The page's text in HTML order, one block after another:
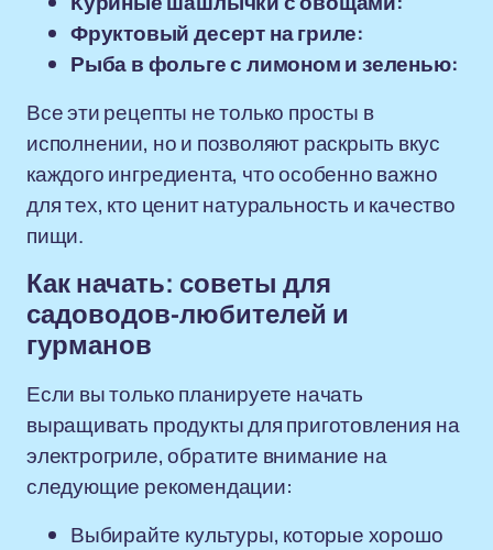
Фруктовый десерт на гриле:
Рыба в фольге с лимоном и зеленью:
Все эти рецепты не только просты в
исполнении, но и позволяют раскрыть вкус
каждого ингредиента, что особенно важно
для тех, кто ценит натуральность и качество
пищи.
Как начать: советы для
садоводов-любителей и
гурманов
Если вы только планируете начать
выращивать продукты для приготовления на
электрогриле, обратите внимание на
следующие рекомендации:
Выбирайте культуры, которые хорошо